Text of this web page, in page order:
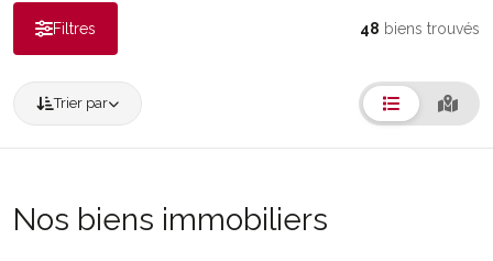
Filtres 48 biens trouvés
Trier par
Nos biens immobiliers